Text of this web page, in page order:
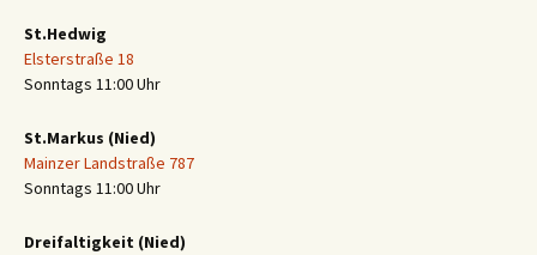
St.Hedwig
Elsterstraße 18
Sonntags 11:00 Uhr
St.Markus (Nied)
Mainzer Landstraße 787
Sonntags 11:00 Uhr
Dreifaltigkeit (Nied)